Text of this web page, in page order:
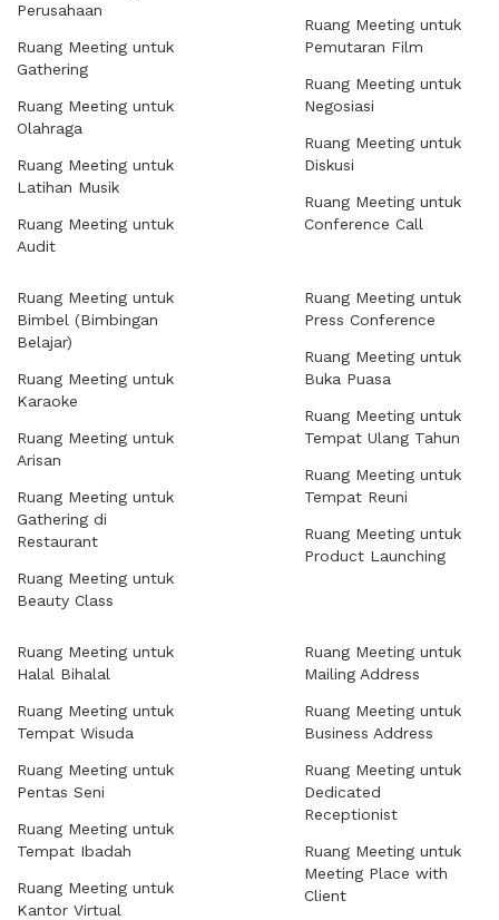
Perusahaan
Ruang Meeting untuk
Gathering
Ruang Meeting untuk
Olahraga
Ruang Meeting untuk
Latihan Musik
Ruang Meeting untuk
Audit
Ruang Meeting untuk
Pemutaran Film
Ruang Meeting untuk
Negosiasi
Ruang Meeting untuk
Diskusi
Ruang Meeting untuk
Conference Call
Ruang Meeting untuk
Bimbel (Bimbingan
Belajar)
Ruang Meeting untuk
Karaoke
Ruang Meeting untuk
Arisan
Ruang Meeting untuk
Gathering di
Restaurant
Ruang Meeting untuk
Beauty Class
Ruang Meeting untuk
Press Conference
Ruang Meeting untuk
Buka Puasa
Ruang Meeting untuk
Tempat Ulang Tahun
Ruang Meeting untuk
Tempat Reuni
Ruang Meeting untuk
Product Launching
Ruang Meeting untuk
Halal Bihalal
Ruang Meeting untuk
Tempat Wisuda
Ruang Meeting untuk
Pentas Seni
Ruang Meeting untuk
Tempat Ibadah
Ruang Meeting untuk
Kantor Virtual
Ruang Meeting untuk
Mailing Address
Ruang Meeting untuk
Business Address
Ruang Meeting untuk
Dedicated
Receptionist
Ruang Meeting untuk
Meeting Place with
Client